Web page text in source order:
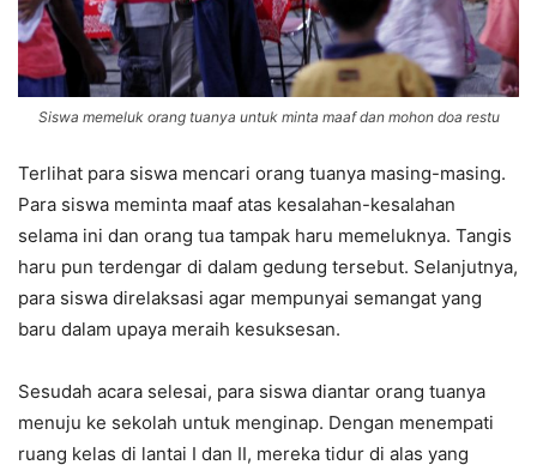
Siswa memeluk orang tuanya untuk minta maaf dan mohon doa restu
Terlihat para siswa mencari orang tuanya masing-masing.
Para siswa meminta maaf atas kesalahan-kesalahan
selama ini dan orang tua tampak haru memeluknya. Tangis
haru pun terdengar di dalam gedung tersebut. Selanjutnya,
para siswa direlaksasi agar mempunyai semangat yang
baru dalam upaya meraih kesuksesan.
Sesudah acara selesai, para siswa diantar orang tuanya
menuju ke sekolah untuk menginap. Dengan menempati
ruang kelas di lantai I dan II, mereka tidur di alas yang